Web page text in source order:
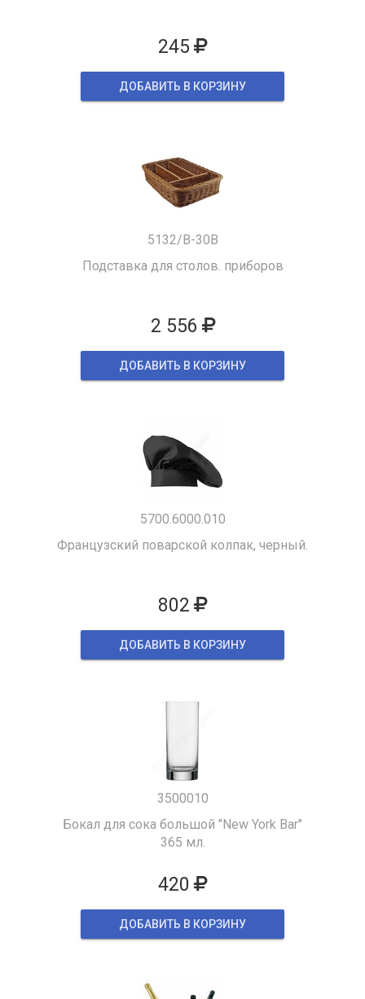
245
ДОБАВИТЬ В КОРЗИНУ
5132/B-30B
Подставка для столов. приборов
2 556
ДОБАВИТЬ В КОРЗИНУ
5700.6000.010
Французский поварской колпак, черный.
802
ДОБАВИТЬ В КОРЗИНУ
3500010
Бокал для сока большой "New York Bar"
365 мл.
420
ДОБАВИТЬ В КОРЗИНУ